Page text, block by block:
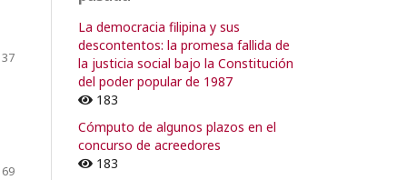
La democracia filipina y sus
descontentos: la promesa fallida de
la justicia social bajo la Constitución
del poder popular de 1987
183
Cómputo de algunos plazos en el
concurso de acreedores
183